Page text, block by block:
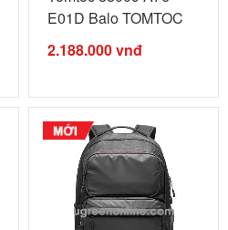
E01D Balo TOMTOC
travel for ...
2.188.000vnđ